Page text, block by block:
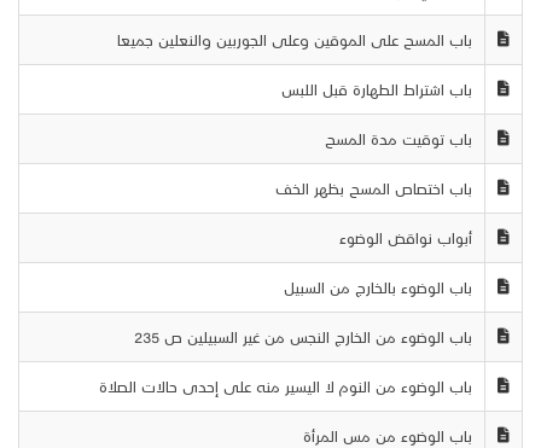
باب المسح على الموقين وعلى الجوربين والنعلين جميعا
باب اشتراط الطهارة قبل اللبس
باب توقيت مدة المسح
باب اختصاص المسح بظهر الخف
أبواب نواقض الوضوء
باب الوضوء بالخارج من السبيل
باب الوضوء من الخارج النجس من غير السبيلين ص 235
باب الوضوء من النوم لا اليسير منه على إحدى حالات الصلاة
باب الوضوء من مس المرأة